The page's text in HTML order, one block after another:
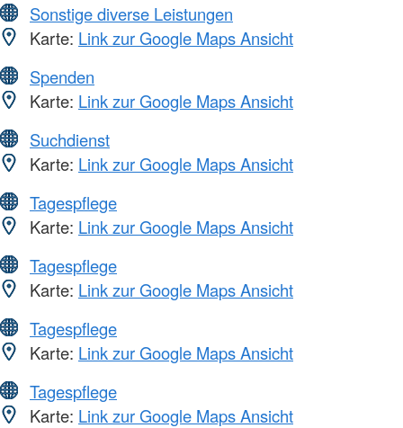
Sonstige diverse Leistungen
Karte: Link zur Google Maps Ansicht
Spenden
Karte: Link zur Google Maps Ansicht
Suchdienst
Karte: Link zur Google Maps Ansicht
Tagespflege
Karte: Link zur Google Maps Ansicht
Tagespflege
Karte: Link zur Google Maps Ansicht
Tagespflege
Karte: Link zur Google Maps Ansicht
Tagespflege
Karte: Link zur Google Maps Ansicht